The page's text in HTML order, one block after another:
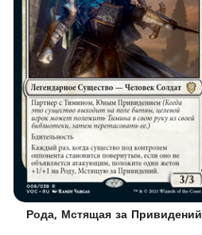
Рода, Мстящая за Привидений